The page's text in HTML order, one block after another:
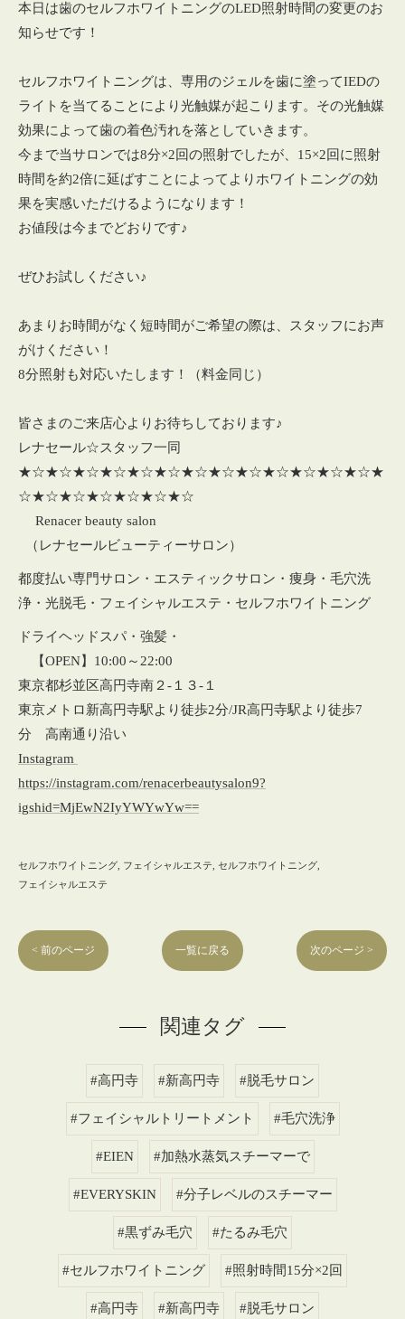
本日は歯のセルフホワイトニングのLED照射時間の変更のお
知らせです！
セルフホワイトニングは、専用のジェルを歯に塗ってIEDの
ライトを当てることにより光触媒が起こります。その光触媒
効果によって歯の着色汚れを落としていきます。
今まで当サロンでは8分×2回の照射でしたが、15×2回に照射
時間を約2倍に延ばすことによってよりホワイトニングの効
果を実感いただけるようになります！
お値段は今までどおりです♪
ぜひお試しください♪
あまりお時間がなく短時間がご希望の際は、スタッフにお声
がけください！
8分照射も対応いたします！（料金同じ）
皆さまのご来店心よりお待ちしております♪
レナセール☆スタッフ一同
★☆★☆★☆★☆★☆★☆★☆★☆★☆★☆★☆★☆★☆★
☆★☆★☆★☆★☆★☆★☆
Renacer beauty salon
（レナセールビューティーサロン）
都度払い専門サロン・エスティックサロン・痩身・毛穴洗
浄・光脱毛・フェイシャルエステ・セルフホワイトニング
ドライヘッドスパ・強髪・
【OPEN】10:00～22:00
東京都杉並区高円寺南２‐１３‐１
東京メトロ新高円寺駅より徒歩2分/JR高円寺駅より徒歩7
分 高南通り沿い
Instagram
https://instagram.com/renacerbeautysalon9?
igshid=MjEwN2IyYWYwYw==
セルフホワイトニング フェイシャルエステ セルフホワイトニング
フェイシャルエステ
< 前のページ 一覧に戻る 次のページ >
関連タグ
#高円寺 #新高円寺 #脱毛サロン
#フェイシャルトリートメント #毛穴洗浄
#EIEN #加熱水蒸気スチーマーで
#EVERYSKIN #分子レベルのスチーマー
#黒ずみ毛穴 #たるみ毛穴
#セルフホワイトニング #照射時間15分×2回
#高円寺 #新高円寺 #脱毛サロン